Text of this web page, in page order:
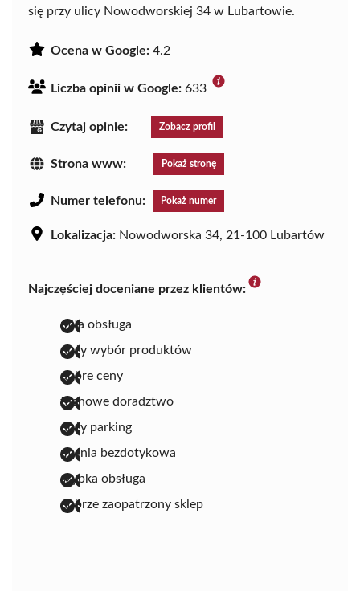
się przy ulicy Nowodworskiej 34 w Lubartowie.
Ocena w Google: 4.2
Liczba opinii w Google: 633
Czytaj opinie: Zobacz profil
Strona www: Pokaż stronę
Numer telefonu: Pokaż numer
Lokalizacja: Nowodworska 34, 21-100 Lubartów
Najczęściej doceniane przez klientów:
miła obsługa
duży wybór produktów
dobre ceny
fachowe doradztwo
duży parking
myjnia bezdotykowa
szybka obsługa
dobrze zaopatrzony sklep